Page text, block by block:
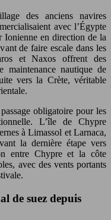
des anciens navires
avec l’Égypte
Ionienne en direction de la
de faire escale dans les
et Naxos offrent des
maintenance nautique de
vers la Crète, véritable
obligatoire pour les
L’île de Chypre
à Limassol et Larnaca,
la dernière étape vers
entre Chypre et la côte
avec des vents portants
de suez depuis